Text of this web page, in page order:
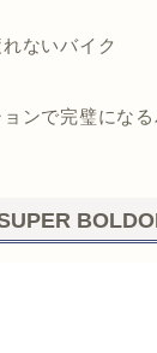
ないバイク
ンで完璧になる